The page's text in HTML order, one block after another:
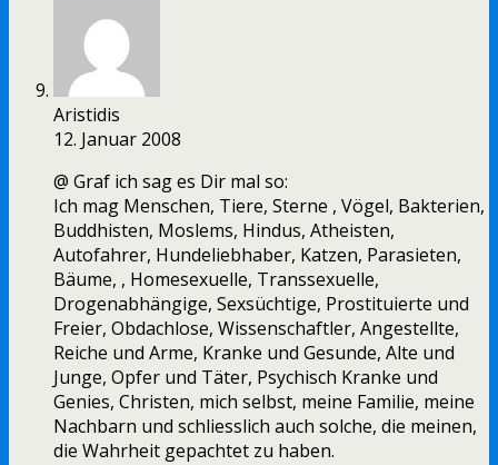
Aristidis
12. Januar 2008
@ Graf ich sag es Dir mal so:
Ich mag Menschen, Tiere, Sterne , Vögel, Bakterien,
Buddhisten, Moslems, Hindus, Atheisten,
Autofahrer, Hundeliebhaber, Katzen, Parasieten,
Bäume, , Homesexuelle, Transsexuelle,
Drogenabhängige, Sexsüchtige, Prostituierte und
Freier, Obdachlose, Wissenschaftler, Angestellte,
Reiche und Arme, Kranke und Gesunde, Alte und
Junge, Opfer und Täter, Psychisch Kranke und
Genies, Christen, mich selbst, meine Familie, meine
Nachbarn und schliesslich auch solche, die meinen,
die Wahrheit gepachtet zu haben.